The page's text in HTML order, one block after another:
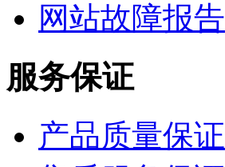
网站故障报告
服务保证
产品质量保证